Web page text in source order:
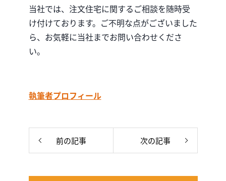
当社では、注文住宅に関するご相談を随時受
け付けております。ご不明な点がございました
ら、お気軽に当社までお問い合わせくださ
い。
執筆者プロフィール
前の記事 次の記事